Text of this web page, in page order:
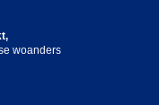
woanders